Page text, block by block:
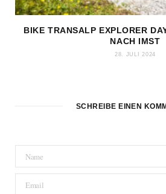
BIKE TRANSALP EXPLORER
NACH IMST
28. JULI 2024
SCHREIBE EINEN